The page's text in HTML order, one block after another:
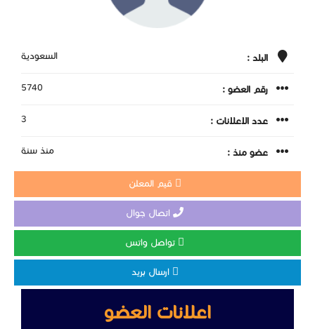
البلد : السعودية
رقم العضو : 5740
عدد الاعلانات : 3
عضو منذ : منذ سنة
قيم المعلن
اتصال جوال
تواصل واتس
ارسال بريد
اعلانات العضو